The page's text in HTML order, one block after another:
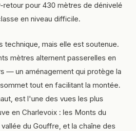
retour pour 430 mètres de dénivelé
en niveau difficile.
technique, mais elle est soutenue.
mètres alternent passerelles en
— un aménagement qui protège la
tout en facilitant la montée.
est l'une des vues les plus
en Charlevoix : les Monts du
du Gouffre, et la chaîne des